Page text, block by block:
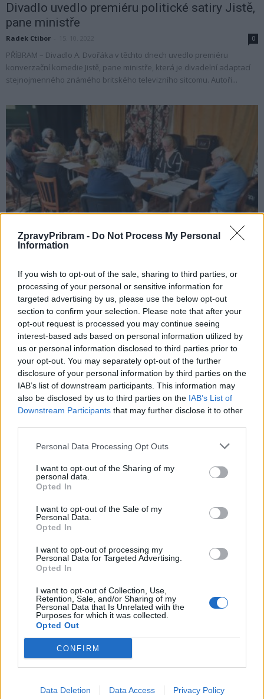
ZpravyPribram - Do Not Process My Personal
Information
If you wish to opt-out of the sale, sharing to third parties, or
processing of your personal or sensitive information for
targeted advertising by us, please use the below opt-out
section to confirm your selection. Please note that after your
opt-out request is processed you may continue seeing
interest-based ads based on personal information utilized by
us or personal information disclosed to third parties prior to
your opt-out. You may separately opt-out of the further
disclosure of your personal information by third parties on the
IAB’s list of downstream participants. This information may
also be disclosed by us to third parties on the IAB’s List of
Downstream Participants that may further disclose it to other
Personal Data Processing Opt Outs
I want to opt-out of the Sharing of my
personal data.
Opted In
I want to opt-out of the Sale of my
Personal Data.
Opted In
I want to opt-out of processing my
Personal Data for Targeted Advertising.
Opted In
I want to opt-out of Collection, Use,
Retention, Sale, and/or Sharing of my
Personal Data that Is Unrelated with the
Purposes for which it was collected.
Opted Out
CONFIRM
Data Deletion Data Access Privacy Policy
Divadlo uvedlo premiéru politické satiry Jistě,
pane ministře
Radek Ctibor 0
PŘÍBRAM – Divadlo A. Dvořáka v těchto dnech uvedlo premiéru
konverzační komedie Jistě, pane ministře, která je divadelní adaptací
stejnojmenného známého britského televizního sitcomu. Autoři...
Příbramské divadlo zkouší hru podle
Radek Ctibor - 5. 9. 2022
PŘÍBRAM – Už příští měsíc nabídne příbramské divadlo svým divákům
novou inscenaci. V těchto dnech soubor pod vedením svého
uměleckého šéfa Milana Schejbala totiž zkouší...
Jak sem vyhrál válku v novém obsazení včetně
Martin Poulíček - 21. 2. 2019
PŘÍBRAM - Pokud je vám titul povědomý, nemýlíte se. Tato úspěšná
lety. Inscenací Jak jsem vyhrál...
NOVINKY
Obděnice vzpomínaly na filmovou legendu
6. 8. 2026